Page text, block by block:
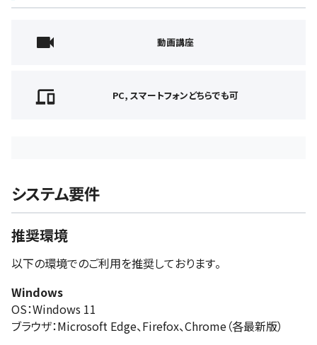
動画講座
PC, スマートフォンどちらでも可
システム要件
推奨環境
以下の環境でのご利用を推奨しております。
Windows
OS：Windows 11
ブラウザ：Microsoft Edge、Firefox、Chrome（各最新版）